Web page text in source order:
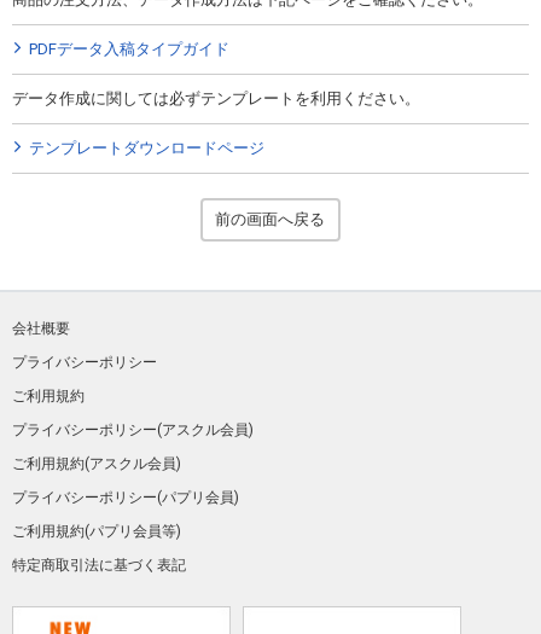
PDFデータ入稿タイプガイド
データ作成に関しては必ずテンプレートを利用ください。
テンプレートダウンロードページ
前の画面へ戻る
会社概要
プライバシーポリシー
ご利用規約
プライバシーポリシー(アスクル会員)
ご利用規約(アスクル会員)
プライバシーポリシー(パプリ会員)
ご利用規約(パプリ会員等)
特定商取引法に基づく表記